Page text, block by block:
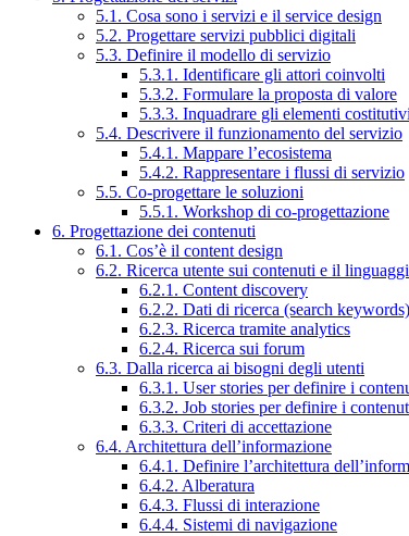
5.1. Cosa sono i servizi e il service design
5.2. Progettare servizi pubblici digitali
5.3. Definire il modello di servizio
5.3.1. Identificare gli attori coinvolti
5.3.2. Formulare la proposta di valore
5.3.3. Inquadrare gli elementi
5.4. Descrivere il funzionamento del servizio
5.4.1. Mappare l’ecosistema
5.4.2. Rappresentare i flussi di servizio
5.5. Co-progettare le soluzioni
5.5.1. Workshop di co-progettazione
6. Progettazione dei contenuti
6.1. Cos’è il content design
6.2. Ricerca utente sui contenuti e il
6.2.1. Content discovery
6.2.2. Dati di ricerca (search keywords)
6.2.3. Ricerca tramite analytics
6.2.4. Ricerca sui forum
6.3. Dalla ricerca ai bisogni degli utenti
6.3.1. User stories per definire i
6.3.2. Job stories per definire i
6.3.3. Criteri di accettazione
6.4. Architettura dell’informazione
6.4.1. Definire l’architettura
6.4.2. Alberatura
6.4.3. Flussi di interazione
6.4.4. Sistemi di navigazione